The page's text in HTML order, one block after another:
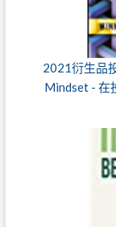
2021衍生品
Mindset - 在